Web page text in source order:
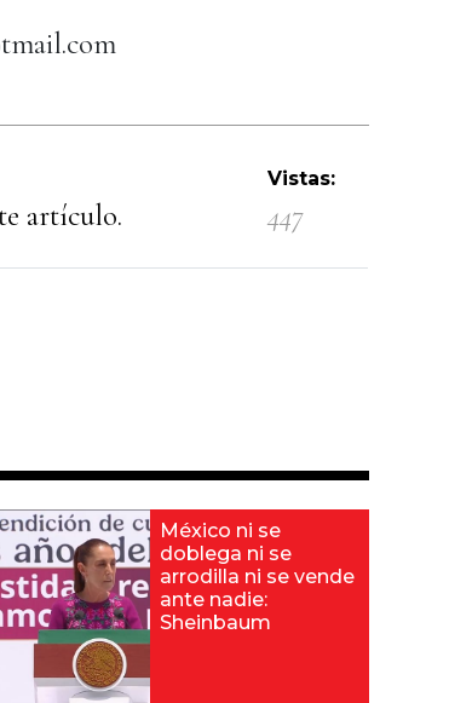
artículo.
Vistas:
447
México ni se
doblega ni se
arrodilla ni se vende
ante nadie:
Sheinbaum